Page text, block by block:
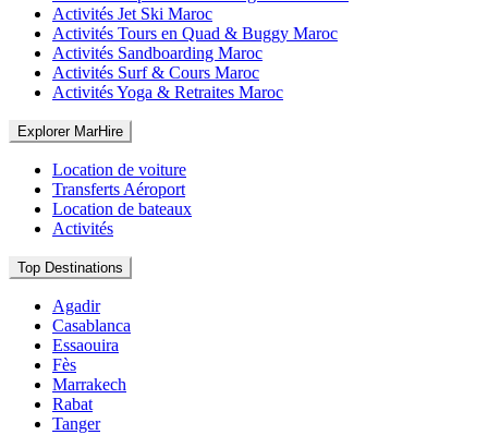
Activités Jet Ski Maroc
Activités Tours en Quad & Buggy Maroc
Activités Sandboarding Maroc
Activités Surf & Cours Maroc
Activités Yoga & Retraites Maroc
Explorer MarHire
Location de voiture
Transferts Aéroport
Location de bateaux
Activités
Top Destinations
Agadir
Casablanca
Essaouira
Fès
Marrakech
Rabat
Tanger